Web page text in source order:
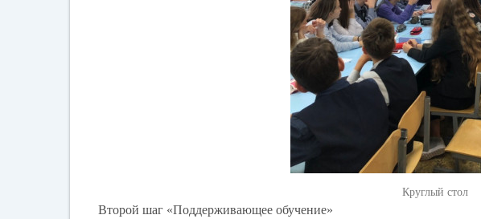
Круглый стол
Второй шаг «Поддерживающее обучение»